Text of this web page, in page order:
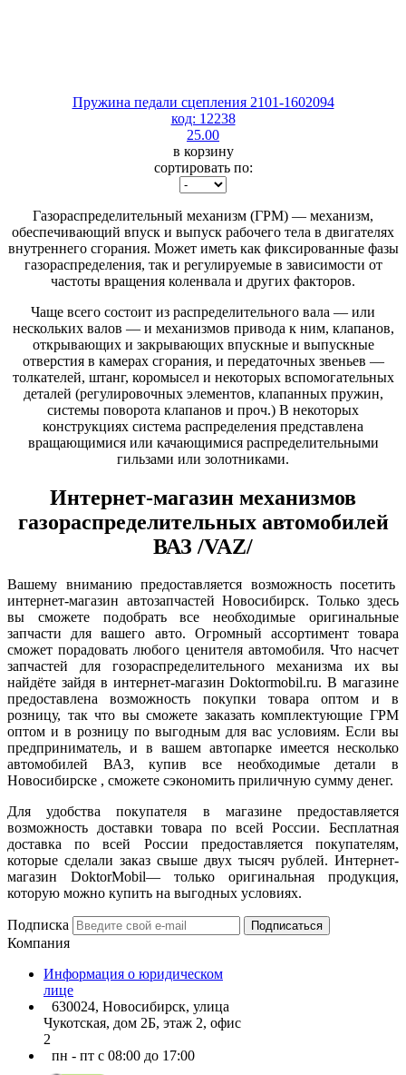
Пружина педали сцепления 2101-1602094
код: 12238
25.00
в корзину
сортировать по:
Газораспределительный механизм (ГРМ) — механизм,
обеспечивающий впуск и выпуск рабочего тела в двигателях
внутреннего сгорания. Может иметь как фиксированные фазы
газораспределения, так и регулируемые в зависимости от
частоты вращения коленвала и других факторов.
Чаще всего состоит из распределительного вала — или
нескольких валов — и механизмов привода к ним, клапанов,
открывающих и закрывающих впускные и выпускные
отверстия в камерах сгорания, и передаточных звеньев —
толкателей, штанг, коромысел и некоторых вспомогательных
деталей (регулировочных элементов, клапанных пружин,
системы поворота клапанов и проч.) В некоторых
конструкциях система распределения представлена
вращающимися или качающимися распределительными
гильзами или золотниками.
Интернет-магазин механизмов
газораспределительных автомобилей
ВАЗ /VAZ/
Вашему вниманию предоставляется возможность посетить
интернет-магазин автозапчастей Новосибирск. Только здесь
вы сможете подобрать все необходимые оригинальные
запчасти для вашего авто. Огромный ассортимент товара
сможет порадовать любого ценителя автомобиля. Что насчет
запчастей для гозораспределительного механизма их вы
найдёте зайдя в интернет-магазин Doktormobil.ru. В магазине
предоставлена возможность покупки товара оптом и в
розницу, так что вы сможете заказать комплектующие ГРМ
оптом и в розницу по выгодным для вас условиям. Если вы
предприниматель, и в вашем автопарке имеется несколько
автомобилей ВАЗ, купив все необходимые детали в
Новосибирске , сможете сэкономить приличную сумму денег.
Для удобства покупателя в магазине предоставляется
возможность доставки товара по всей России. Бесплатная
доставка по всей России предоставляется покупателям,
которые сделали заказ свыше двух тысяч рублей. Интернет-
магазин DoktorMobil— только оригинальная продукция,
которую можно купить на выгодных условиях.
Подписка Подписаться
Компания
Информация о юридическом
лице
630024, Новосибирск, улица
Чукотская, дом 2Б, этаж 2, офис
2
пн - пт с 08:00 до 17:00